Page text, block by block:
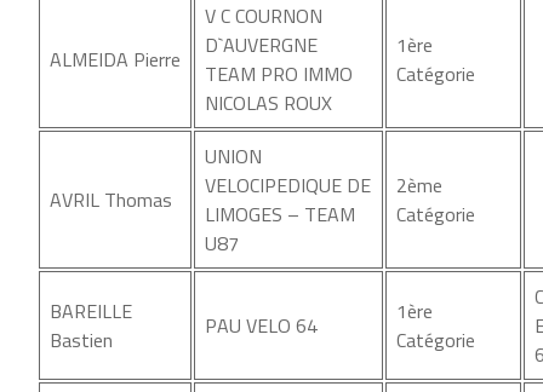
ALMEIDA Pierre
V C COURNON
D`AUVERGNE
TEAM PRO IMMO
NICOLAS ROUX
1ère
Catégorie
AVRIL Thomas
UNION
VELOCIPEDIQUE DE
LIMOGES – TEAM
U87
2ème
Catégorie
BAREILLE
Bastien
PAU VELO 64
1ère
Catégorie